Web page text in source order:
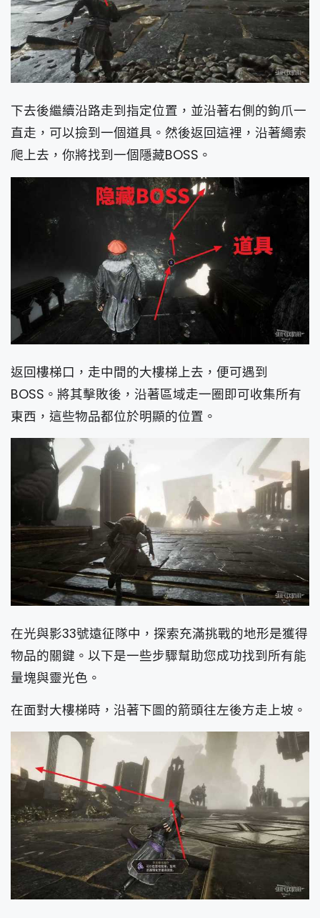
下去後繼續沿路走到指定位置，並沿著右側的鉤爪一
直走，可以撿到一個道具。然後返回這裡，沿著繩索
爬上去，你將找到一個隱藏BOSS。
返回樓梯口，走中間的大樓梯上去，便可遇到
BOSS。將其擊敗後，沿著區域走一圈即可收集所有
東西，這些物品都位於明顯的位置。
在光與影33號遠征隊中，探索充滿挑戰的地形是獲得
物品的關鍵。以下是一些步驟幫助您成功找到所有能
量塊與靈光色。
在面對大樓梯時，沿著下圖的箭頭往左後方走上坡。